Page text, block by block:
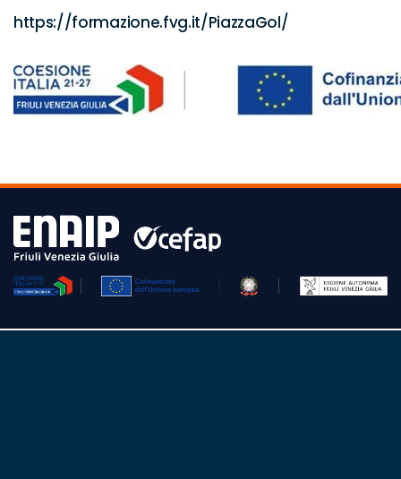
https://formazione.fvg.it/PiazzaGol/